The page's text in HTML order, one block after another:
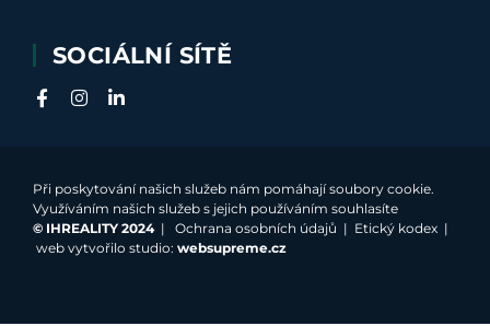
SOCIÁLNÍ SÍTĚ
Při poskytování našich služeb nám pomáhají soubory cookie.
Využíváním našich služeb s jejich používáním souhlasíte
© IHREALITY 2024| Ochrana osobních údajů | Etický kodex |
web vytvořilo studio: websupreme.cz